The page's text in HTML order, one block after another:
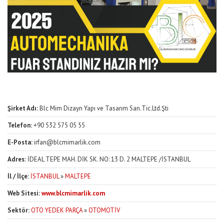
Şirket Adı:Blc Mim Dizayn Yapı ve Tasarım San.Tic.Ltd.Şti
Telefon:+90 532 575 05 55
E-Posta:irfan@blcmimarlik.com
Adres: İDEAL TEPE MAH. DİK SK. NO: 13 D. 2 MALTEPE /İSTANBUL
İl / İlçe: İSTANBUL»MALTEPE
Web Sitesi:www.blcmimarlik.com
Sektör:OTO YEDEK PARÇA»OTOMOTİV